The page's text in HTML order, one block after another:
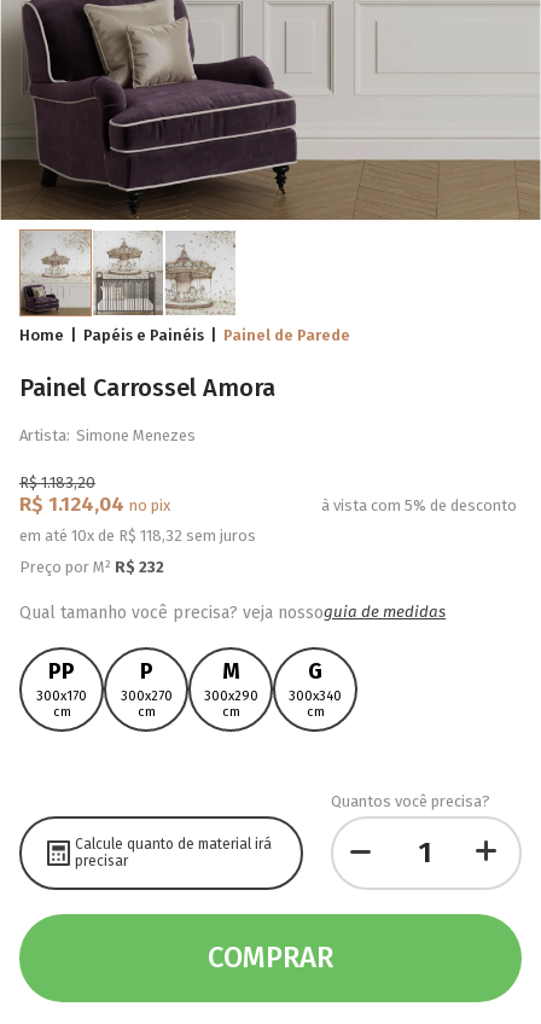
Home Papéis e Painéis Painel de Parede
Painel Carrossel Amora
Artista: Simone Menezes
R$ 1.183,20
R$ 1.124,04 no pix
à vista com 5% de desconto
em até 10x de R$ 118,32 sem juros
Preço por M² R$ 232
Qual tamanho você precisa? veja nossoguia de medidas
PP
300x170
cm
P
300x270
cm
M
300x290
cm
G
300x340
cm
Calcule quanto de material irá
precisar
Quantos você precisa?
COMPRAR